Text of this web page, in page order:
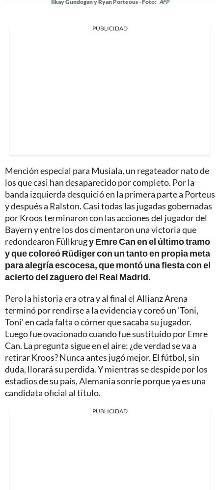
Ilkay Gundogan y Ryan Porteous - Foto: AFP
PUBLICIDAD
Mención especial para Musiala, un regateador nato de
los que casi han desaparecido por completo. Por la
banda izquierda desquició en la primera parte a Porteus
y después a Ralston. Casi todas las jugadas gobernadas
por Kroos terminaron con las acciones del jugador del
Bayern y entre los dos cimentaron una victoria que
redondearon Füllkrugy Emre Can en el último tramo
y que coloreó Rüdiger con un tanto en propia meta
para alegría escocesa, que montó una fiesta con el
acierto del zaguero del Real Madrid.
Pero la historia era otra y al final el Allianz Arena
terminó por rendirse a la evidencia y coreó un 'Toni,
Toni' en cada falta o córner que sacaba su jugador.
Luego fue ovacionado cuando fue sustituido por Emre
Can. La pregunta sigue en el aire: ¿de verdad se va a
retirar Kroos? Nunca antes jugó mejor. El fútbol, sin
duda, llorará su perdida. Y mientras se despide por los
estadios de su país, Alemania sonríe porque ya es una
candidata oficial al título.
PUBLICIDAD